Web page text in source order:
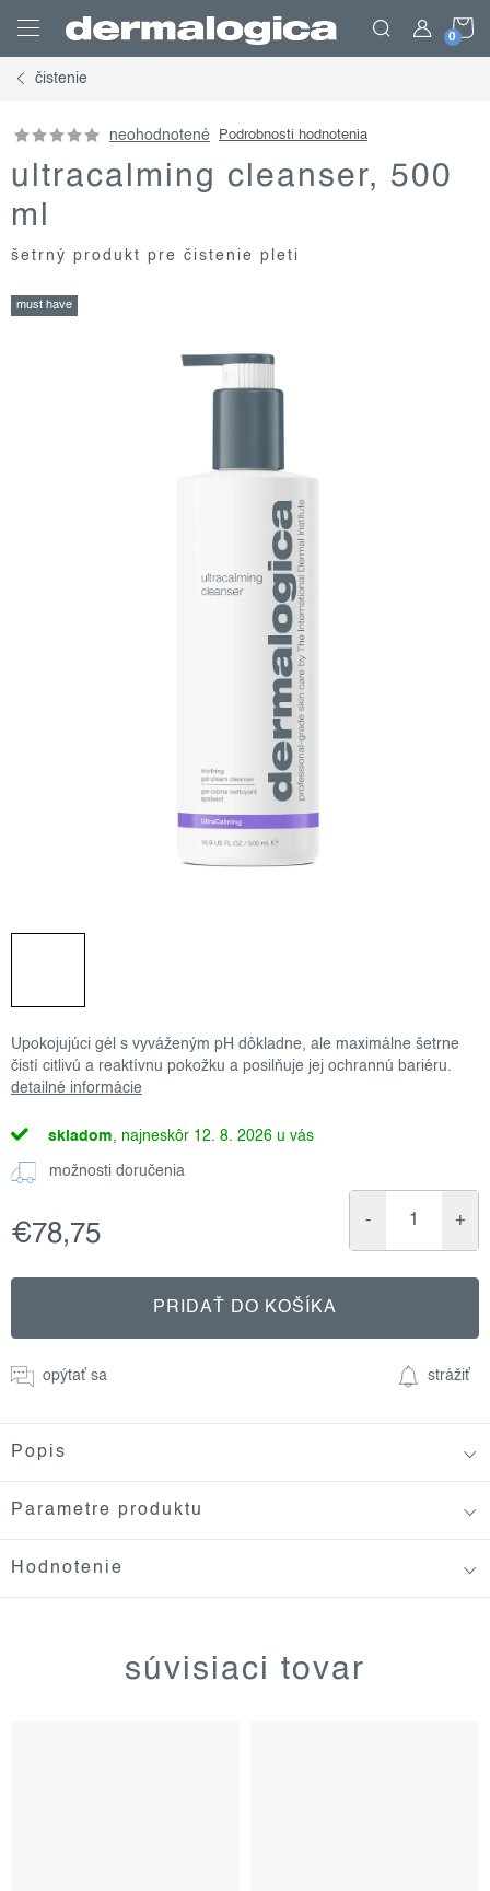
obsah
čistenie
neohodnotené Podrobnosti hodnotenia
ultracalming cleanser, 500
ml
šetrný produkt pre čistenie pleti
must have
Upokojujúci gél s vyváženým pH dôkladne, ale maximálne šetrne
čistí citlivú a reaktívnu pokožku a posilňuje jej ochrannú bariéru.
detailné informácie
skladom 12. 8. 2026
možnosti doručenia
€78,75
cena:
PRIDAŤ DO KOŠÍKA
opýtať sa strážiť
Popis
Parametre produktu
Hodnotenie
súvisiaci tovar